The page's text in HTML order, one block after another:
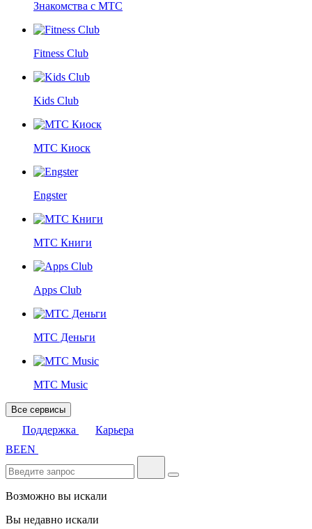
Знакомства с МТС
Fitness Club
Kids Club
МТС Киоск
Engster
МТС Книги
Apps Club
МТС Деньги
МТС Music
Все сервисы
Поддержка
Карьера
BEEN
Возможно вы искали
Вы недавно искали